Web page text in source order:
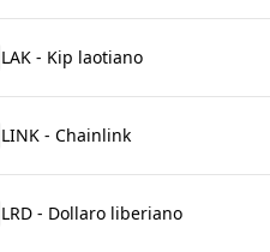
LAK - Kip laotiano
LINK - Chainlink
LRD - Dollaro liberiano